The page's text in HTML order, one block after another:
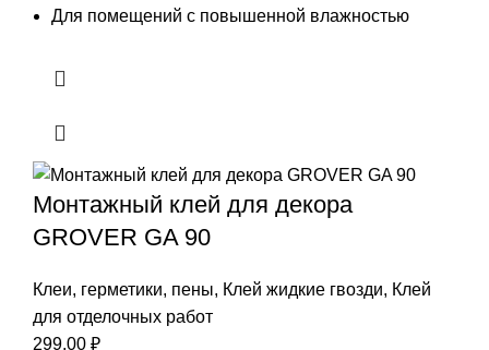
Для помещений с повышенной влажностью
Монтажный клей для декора
GROVER GA 90
Клеи, герметики, пены, Клей жидкие гвозди, Клей
для отделочных работ
299,00 ₽